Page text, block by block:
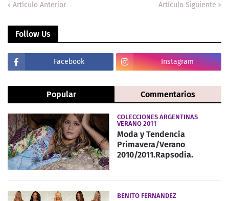
Artículo Anterior Artículo Siguiente
Follow Us
Facebook Instagram
Popular Commentarios
COLECCIONES ARGENTINAS
VERANO 2011
Moda y Tendencia
Primavera/Verano
2010/2011.Rapsodia.
BENITO FERNANDEZ